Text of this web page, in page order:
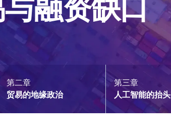
融资缺口
第二章
贸易的地缘政治
第三章
人工智能的抬头